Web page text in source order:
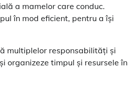
a mamelor care conduc.
în mod eficient, pentru a își
multiplelor responsabilități și
organizeze timpul și resursele în